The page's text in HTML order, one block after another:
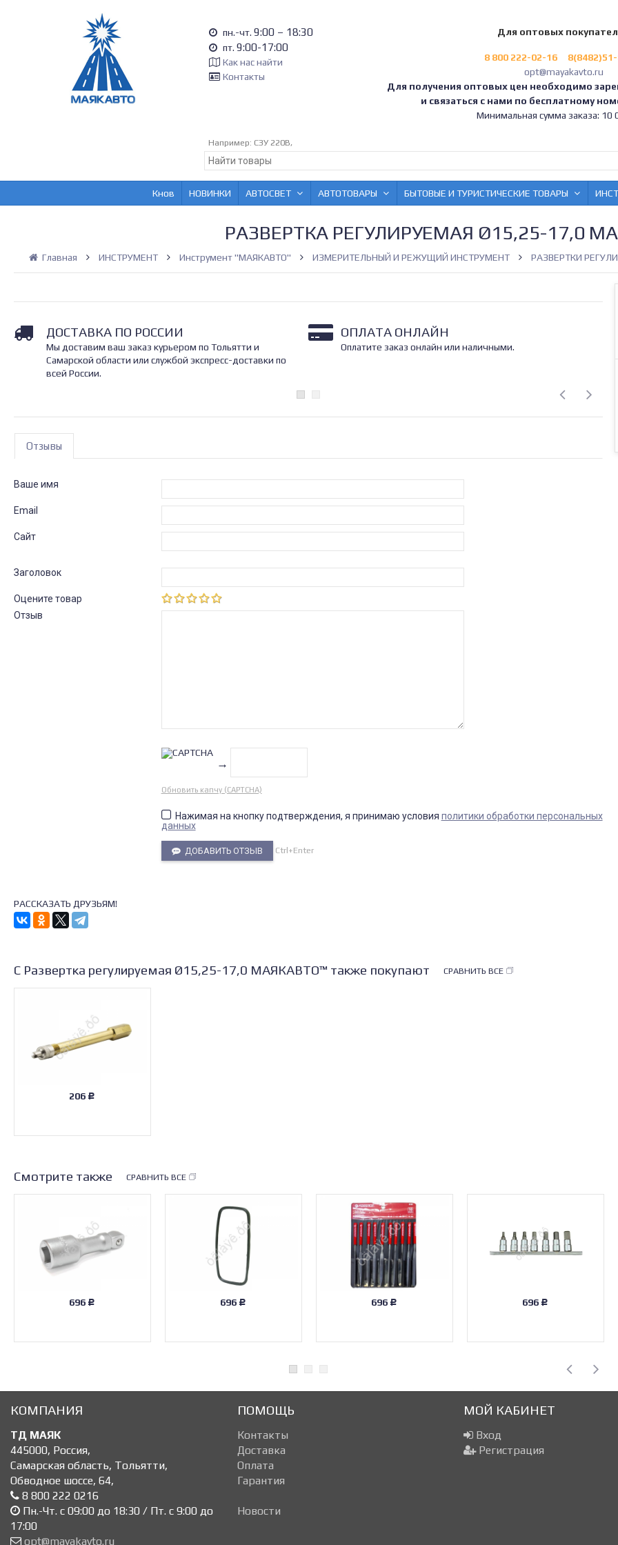
пн.-чт. 9:00 – 18:30
пт. 9:00-17:00
Как нас найти
Контакты
Для оптовых
8 800 222-02-16
opt@mayakavto.ru
Для получения оптовых цен необходимо
и связаться с нами по бесплатному
Минимальная сумма заказа: 10
Например: СЗУ 220В,
Кнов НОВИНКИ АВТОСВЕТ АВТОТОВАРЫ БЫТОВЫЕ И ТУРИСТИЧЕСКИЕ ТОВАРЫ
РАЗВЕРТКА РЕГУЛИРУЕМАЯ Ø15,25-17,0
Главная ИНСТРУМЕНТ Инструмент "МАЯКАВТО" ИЗМЕРИТЕЛЬНЫЙ И РЕЖУЩИЙ ИНСТРУМЕНТ РАЗВЕРТКИ
ДОСТАВКА ПО РОССИИ
Мы доставим ваш заказ курьером по Тольятти и
Самарской области или службой экспресс-доставки по
всей России.
ОПЛАТА ОНЛАЙН
Оплатите заказ онлайн или наличными.
Отзывы
Ваше имя
Email
Сайт
Заголовок
Оцените товар
Отзыв
→
Обновить капчу (CAPTCHA)
Нажимая на кнопку подтверждения, я принимаю условия политики обработки персональных
данных
ДОБАВИТЬ ОТЗЫВ Ctrl+Enter
РАССКАЗАТЬ ДРУЗЬЯМ!
С Развертка регулируемая Ø15,25-17,0 МАЯКАВТО™ также покупают СРАВНИТЬ ВСЕ
206 Р
Смотрите также СРАВНИТЬ ВСЕ
696 Р 696 Р 696 Р 696 Р
КОМПАНИЯ
ТД МАЯК
445000, Россия,
Самарская область, Тольятти,
Обводное шоссе, 64,
8 800 222 0216
Пн.-Чт. с 09:00 до 18:30 / Пт. с 9:00 до
17:00
opt@mayakavto.ru
ПОМОЩЬ
Контакты
Доставка
Оплата
Гарантия
Новости
МОЙ КАБИНЕТ
Вход
Регистрация